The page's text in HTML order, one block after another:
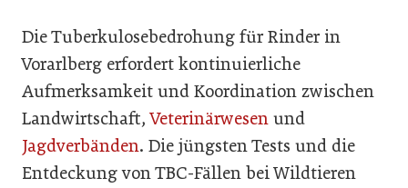
Die Tuberkulosebedrohung für Rinder in
Vorarlberg erfordert kontinuierliche
Aufmerksamkeit und Koordination zwischen
Landwirtschaft,Veterinärwesen und
Jagdverbänden. Die jüngsten Tests und die
Entdeckung von TBC-Fällen bei Wildtieren